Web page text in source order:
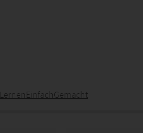
LernenEinfachGemacht